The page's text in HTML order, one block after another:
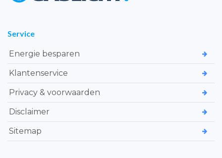
Service
Energie besparen
Klantenservice
Privacy & voorwaarden
Disclaimer
Sitemap